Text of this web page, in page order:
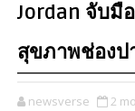
Jordan จับมื
สุขภาพช่องป
newsverse 2